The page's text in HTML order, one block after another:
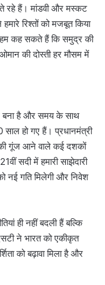
रहे हैं। मांडवी और मस्कट
रिश्तों को मजबूत किया
कह सकते हैं कि समुद्र की
की दोस्ती हर मौसम में
बना है और समय के साथ
साल हो गए हैं। प्रधानमंत्री
गूंज आने वाले कई दशकों
सदी में हमारी साझेदारी
नई गति मिलेगी और निवेश
ही नहीं बदली हैं बल्कि
ने भारत को एकीकृत
को बढ़ावा मिला है और